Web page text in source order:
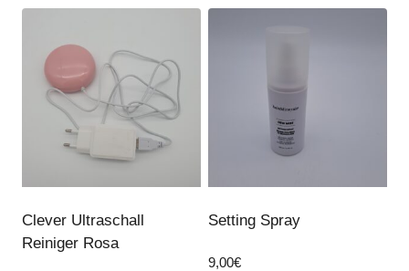
Clever Ultraschall
Reiniger Rosa
Setting Spray
9,00€